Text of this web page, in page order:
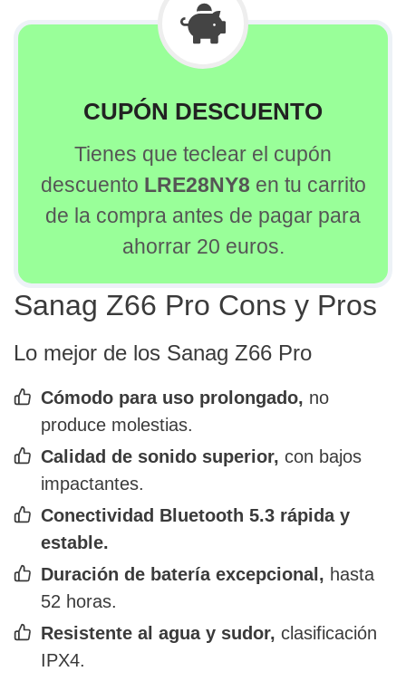
CUPÓN DESCUENTO
Tienes que teclear el cupón
descuento LRE28NY8 en tu carrito
de la compra antes de pagar para
ahorrar 20 euros.
Sanag Z66 Pro Cons y Pros
Lo mejor de los Sanag Z66 Pro
Cómodo para uso prolongado, no
produce molestias.
Calidad de sonido superior, con bajos
impactantes.
Conectividad Bluetooth 5.3 rápida y
estable.
Duración de batería excepcional, hasta
52 horas.
Resistente al agua y sudor, clasificación
IPX4.